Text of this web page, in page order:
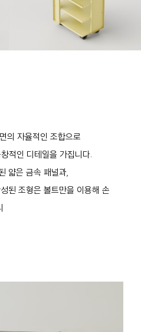
의 자율적인 조합으로
적인 디테일을 가집니다.
얇은 금속 패널과,
된 조형은 볼트만을 이용해 손